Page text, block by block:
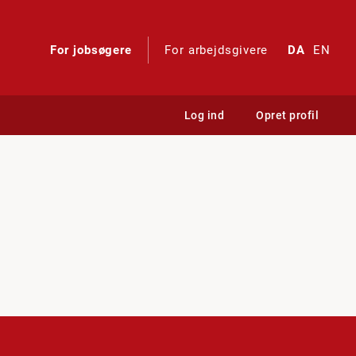
For jobsøgere For arbejdsgivere DA EN
Log ind Opret profil